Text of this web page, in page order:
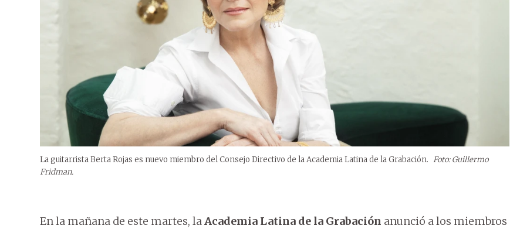
La guitarrista Berta Rojas es nuevo miembro del Consejo Directivo de la Academia Latina de la Grabación. Foto: Guillermo
Fridman.
En la mañana de este martes, laAcademia Latina de la Grabación anunció a los miembros